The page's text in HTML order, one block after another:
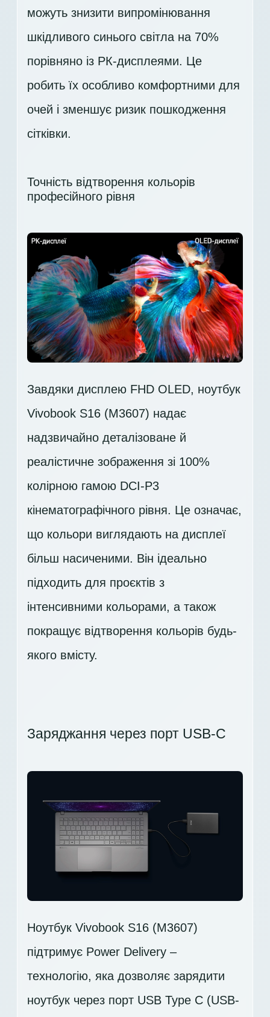
можуть знизити випромінювання
шкідливого синього світла на 70%
порівняно із РК-дисплеями. Це
робить їх особливо комфортними для
очей і зменшує ризик пошкодження
сітківки.
Точність відтворення кольорів
професійного рівня
Завдяки дисплею FHD OLED, ноутбук
Vivobook S16 (M3607) надає
надзвичайно деталізоване й
реалістичне зображення зі 100%
колірною гамою DCI-P3
кінематографічного рівня. Це означає,
що кольори виглядають на дисплеї
більш насиченими. Він ідеально
підходить для проєктів з
інтенсивними кольорами, а також
покращує відтворення кольорів будь-
якого вмісту.
Заряджання через порт USB-C
Ноутбук Vivobook S16 (M3607)
підтримує Power Delivery –
технологію, яка дозволяє зарядити
ноутбук через порт USB Type C (USB-